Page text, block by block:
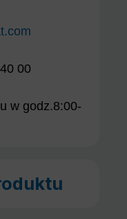
00
w godz.8:00-